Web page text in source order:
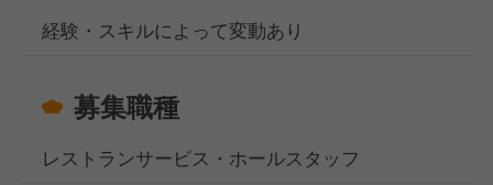
します。
い方をお待ちしています。
お休みはシフト制で月8日です。
働き続けることができます。
経験・スキルによって変動あり
募集職種
レストランサービス・ホールスタッフ